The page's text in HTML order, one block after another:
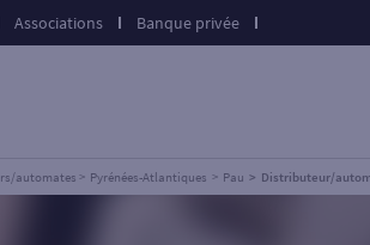
Associations Banque privée
automates Pyrénées-Atlantiques Pau Distributeur/